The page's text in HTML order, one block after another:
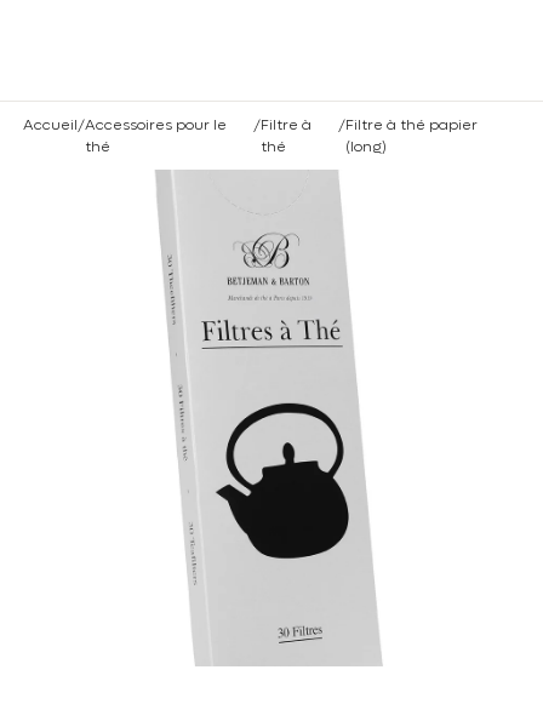
Accueil/Accessoires pour le
thé
/Filtre à
thé
/Filtre à thé papier
(long)